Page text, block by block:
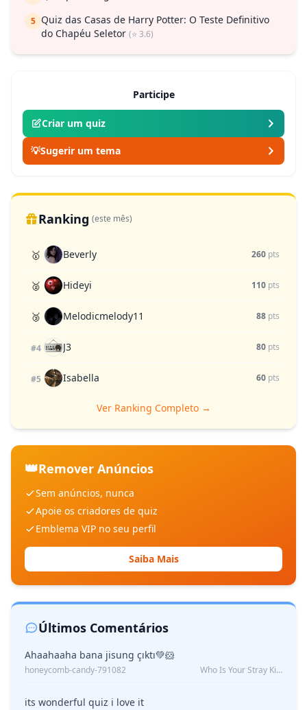
5 Quiz das Casas de Harry Potter: O Teste Definitivo
do Chapéu Seletor (⭐ 3.6)
Participe
Criar um quiz
💡Sugerir um tema
Ranking (este mês)
🥇 Beverly 260 pts
🥈 Hideyi 110 pts
🥉 Melodicmelody11 88 pts
#4 J3 80 pts
#5 Isabella 60 pts
Ver Ranking Completo →
👑Remover Anúncios
Sem anúncios, nunca
Apoie os criadores de quiz
Emblema VIP no seu perfil
Saiba Mais
Últimos Comentários
Ahaahaaha bana jisung çıktı💚🐹
honeycomb-candy-791082 Who Is Your Stray Kids Boyfriend?
its wonderful quiz i love it